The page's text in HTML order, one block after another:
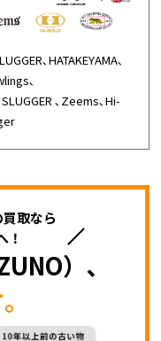
､HATAKEYAMA､
､
､Zeems､Hi-
取なら
！
）､